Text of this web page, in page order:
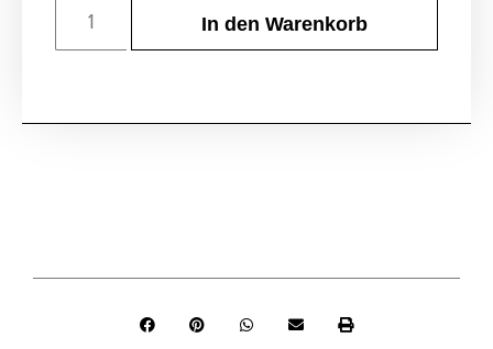
In den Warenkorb